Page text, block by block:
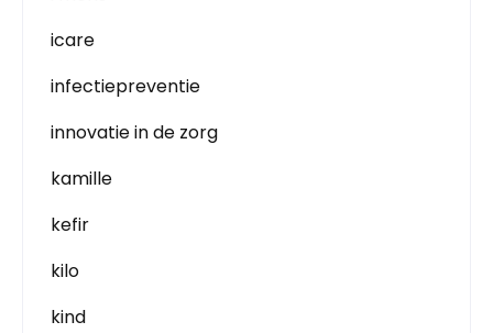
icare
infectiepreventie
innovatie in de zorg
kamille
kefir
kilo
kind